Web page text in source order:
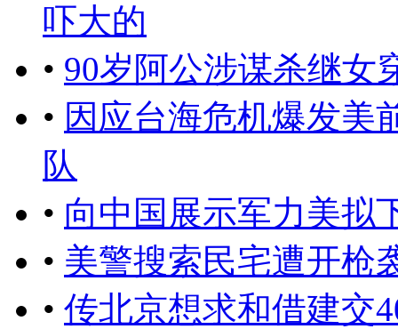
吓大的
• 90岁阿公涉谋杀继女
• 因应台海危机爆发美
队
• 向中国展示军力美拟
• 美警搜索民宅遭开枪
• 传北京想求和借建交